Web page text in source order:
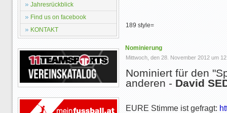
Jahresrückblick
Find us on facebook
KONTAKT
189 style=
Nominierung
Mittwoch, den 28. November 2012 um
Nominiert für den
anderen - David
EURE Stimme ist gefragt: